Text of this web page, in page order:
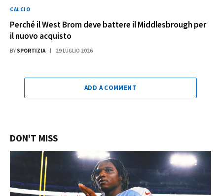
CALCIO
Perché il West Brom deve battere il Middlesbrough per
il nuovo acquisto
BY SPORTIZIA 29 LUGLIO 2026
ADD A COMMENT
DON'T MISS